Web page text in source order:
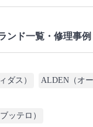
ンド一覧・修理事例
ダス） ALDEN（オー
ッテロ）